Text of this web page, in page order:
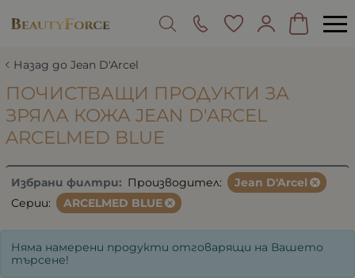
Назад до Jean D'Arcel
ПОЧИСТВАЩИ ПРОДУКТИ ЗА
ЗРЯЛА КОЖА JEAN D'ARCEL
ARCELMED BLUE
Избрани филтри: Производител:
Jean D'Arcel
Серии:
ARCELMED BLUE
Няма намерени продукти отговарящи на Вашето
търсене!